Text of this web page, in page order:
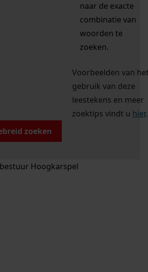
naar de exacte
combinatie van
woorden te
zoeken.
Voorbeelden van
gebruik van deze
leestekens en meer
zoektips vindt u hier.
zoeken
Hoogkarspel